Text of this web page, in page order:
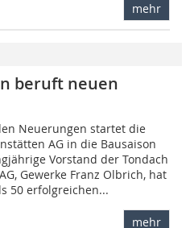
mehr
beruft neuen
Neuerungen startet die
AG in die Bausaison
Vorstand der Tondach
Gewerke Franz Olbrich, hat
50 erfolgreichen...
mehr